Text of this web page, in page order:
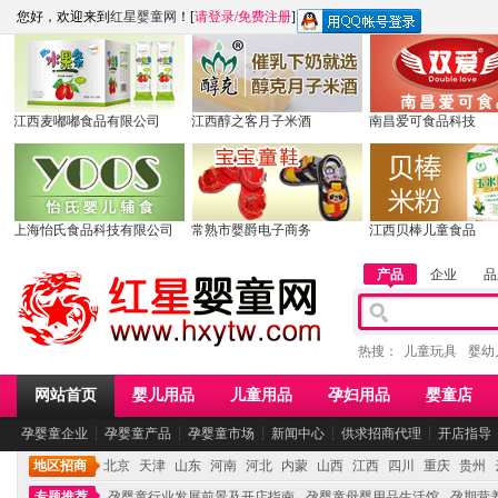
您好，欢迎来到 红星婴童网 ！[请登录/免费注册]
江西麦嘟嘟食品有限公司 江西醇之客月子米酒 南昌爱可食品科技
上海怡氏食品科技有限公司 常熟市婴爵电子商务 江西贝棒儿童食品
产品 企业
热搜： 儿童玩具 婴幼
网站首页 婴儿用品 儿童用品 孕妇用品 婴童店
孕婴童企业 ┆ 孕婴童产品 ┆ 孕婴童市场 ┆ 新闻中心 ┆ 供求招商代理 ┆ 开店指导
地区招商 北京 天津 山东 河南 河北 内蒙 山西 江西 四川 重庆 贵州